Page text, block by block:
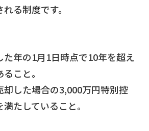
る制度です。
た年の1月1日時点で10年を超え
こと。
却した場合の3,000万円特別控
たしていること。